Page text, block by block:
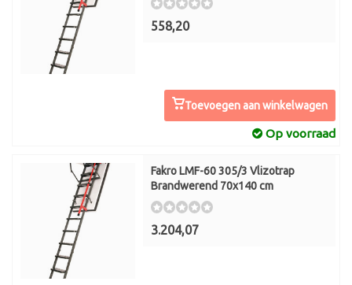
558,20
Toevoegen aan winkelwagen
Op voorraad
Fakro LMF-60 305/3 Vlizotrap
Brandwerend 70x140 cm
3.204,07